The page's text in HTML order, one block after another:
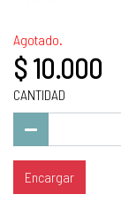
Agotado.
$ 10.000
CANTIDAD
Encargar